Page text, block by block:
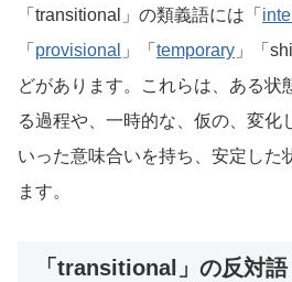
「transitional」の類義語には「
「 provisional 」「 temporary 」「
どがあります。これらは、ある状
る過程や、一時的な、仮の、変化
いった意味合いを持ち、安定した
ます。
「transitional」の反対